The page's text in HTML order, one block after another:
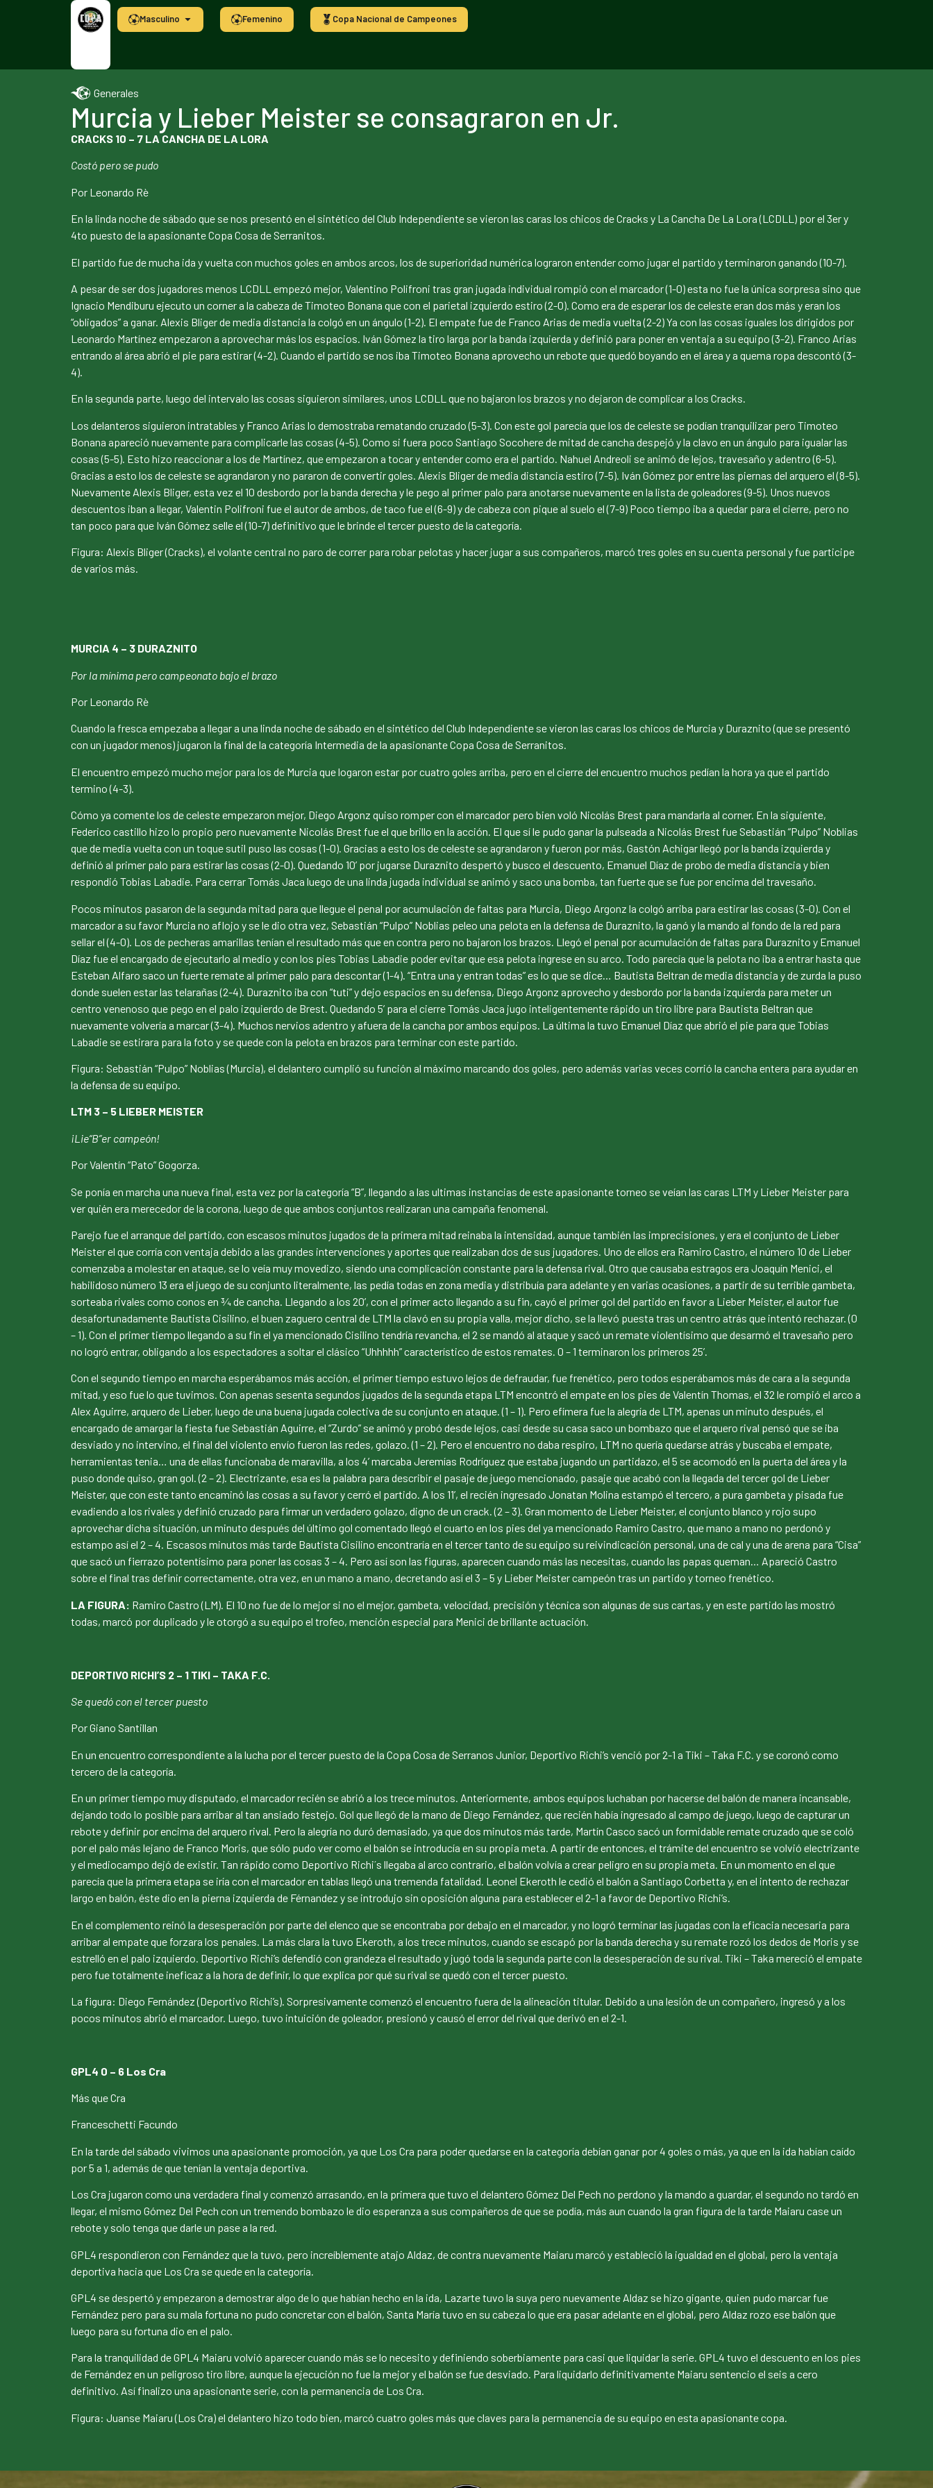
Masculino Femenino Copa Nacional de Campeones
Generales
Murcia y Lieber Meister se consagraron en Jr.
CRACKS 10 – 7 LA CANCHA DE LA LORA
Costó pero se pudo
Por Leonardo Rè
En la linda noche de sábado que se nos presentó en el sintético del Club Independiente se vieron las caras los chicos de Cracks y La Cancha De La Lora (LCDLL) por el 3er y
4to puesto de la apasionante Copa Cosa de Serranitos.
El partido fue de mucha ida y vuelta con muchos goles en ambos arcos, los de superioridad numérica lograron entender como jugar el partido y terminaron ganando (10-7).
A pesar de ser dos jugadores menos LCDLL empezó mejor, Valentino Polifroni tras gran jugada individual rompió con el marcador (1-0) esta no fue la única sorpresa sino que
Ignacio Mendiburu ejecuto un corner a la cabeza de Timoteo Bonana que con el parietal izquierdo estiro (2-0). Como era de esperar los de celeste eran dos más y eran los
“obligados” a ganar. Alexis Bliger de media distancia la colgó en un ángulo (1-2). El empate fue de Franco Arias de media vuelta (2-2) Ya con las cosas iguales los dirigidos por
Leonardo Martínez empezaron a aprovechar más los espacios. Iván Gómez la tiro larga por la banda izquierda y definió para poner en ventaja a su equipo (3-2). Franco Arias
entrando al área abrió el pie para estirar (4-2). Cuando el partido se nos iba Timoteo Bonana aprovecho un rebote que quedó boyando en el área y a quema ropa descontó (3-
4).
En la segunda parte, luego del intervalo las cosas siguieron similares, unos LCDLL que no bajaron los brazos y no dejaron de complicar a los Cracks.
Los delanteros siguieron intratables y Franco Arias lo demostraba rematando cruzado (5-3). Con este gol parecía que los de celeste se podían tranquilizar pero Timoteo
Bonana apareció nuevamente para complicarle las cosas (4-5). Como si fuera poco Santiago Socohere de mitad de cancha despejó y la clavo en un ángulo para igualar las
cosas (5-5). Esto hizo reaccionar a los de Martínez, que empezaron a tocar y entender como era el partido. Nahuel Andreoli se animó de lejos, travesaño y adentro (6-5).
Gracias a esto los de celeste se agrandaron y no pararon de convertir goles. Alexis Bliger de media distancia estiro (7-5). Iván Gómez por entre las piernas del arquero el (8-5).
Nuevamente Alexis Bliger, esta vez el 10 desbordo por la banda derecha y le pego al primer palo para anotarse nuevamente en la lista de goleadores (9-5). Unos nuevos
descuentos iban a llegar, Valentin Polifroni fue el autor de ambos, de taco fue el (6-9) y de cabeza con pique al suelo el (7-9) Poco tiempo iba a quedar para el cierre, pero no
tan poco para que Iván Gómez selle el (10-7) definitivo que le brinde el tercer puesto de la categoría.
Figura: Alexis Bliger (Cracks), el volante central no paro de correr para robar pelotas y hacer jugar a sus compañeros, marcó tres goles en su cuenta personal y fue participe
de varios más.
MURCIA 4 – 3 DURAZNITO
Por la mínima pero campeonato bajo el brazo
Por Leonardo Rè
Cuando la fresca empezaba a llegar a una linda noche de sábado en el sintético del Club Independiente se vieron las caras los chicos de Murcia y Duraznito (que se presentó
con un jugador menos) jugaron la final de la categoría Intermedia de la apasionante Copa Cosa de Serranitos.
El encuentro empezó mucho mejor para los de Murcia que logaron estar por cuatro goles arriba, pero en el cierre del encuentro muchos pedían la hora ya que el partido
termino (4-3).
Cómo ya comente los de celeste empezaron mejor, Diego Argonz quiso romper con el marcador pero bien voló Nicolás Brest para mandarla al corner. En la siguiente,
Federico castillo hizo lo propio pero nuevamente Nicolás Brest fue el que brillo en la acción. El que sí le pudo ganar la pulseada a Nicolás Brest fue Sebastián “Pulpo” Noblias
que de media vuelta con un toque sutil puso las cosas (1-0). Gracias a esto los de celeste se agrandaron y fueron por más, Gastón Achigar llegó por la banda izquierda y
definió al primer palo para estirar las cosas (2-0). Quedando 10’ por jugarse Duraznito despertó y busco el descuento, Emanuel Díaz de probo de media distancia y bien
respondió Tobias Labadie. Para cerrar Tomás Jaca luego de una linda jugada individual se animó y saco una bomba, tan fuerte que se fue por encima del travesaño.
Pocos minutos pasaron de la segunda mitad para que llegue el penal por acumulación de faltas para Murcia, Diego Argonz la colgó arriba para estirar las cosas (3-0). Con el
marcador a su favor Murcia no aflojo y se le dio otra vez, Sebastián “Pulpo” Noblias peleo una pelota en la defensa de Duraznito, la ganó y la mando al fondo de la red para
sellar el (4-0). Los de pecheras amarillas tenían el resultado más que en contra pero no bajaron los brazos. Llegó el penal por acumulación de faltas para Duraznito y Emanuel
Díaz fue el encargado de ejecutarlo al medio y con los pies Tobias Labadie poder evitar que esa pelota ingrese en su arco. Todo parecía que la pelota no iba a entrar hasta que
Esteban Alfaro saco un fuerte remate al primer palo para descontar (1-4). “Entra una y entran todas” es lo que se dice… Bautista Beltran de media distancia y de zurda la puso
donde suelen estar las telarañas (2-4). Duraznito iba con “tuti” y dejo espacios en su defensa, Diego Argonz aprovecho y desbordo por la banda izquierda para meter un
centro venenoso que pego en el palo izquierdo de Brest. Quedando 5’ para el cierre Tomás Jaca jugo inteligentemente rápido un tiro libre para Bautista Beltran que
nuevamente volvería a marcar (3-4). Muchos nervios adentro y afuera de la cancha por ambos equipos. La última la tuvo Emanuel Díaz que abrió el pie para que Tobias
Labadie se estirara para la foto y se quede con la pelota en brazos para terminar con este partido.
Figura: Sebastián “Pulpo” Noblias (Murcia), el delantero cumplió su función al máximo marcando dos goles, pero además varias veces corrió la cancha entera para ayudar en
la defensa de su equipo.
LTM 3 – 5 LIEBER MEISTER
¡Lie“B”er campeón!
Por Valentín “Pato” Gogorza.
Se ponía en marcha una nueva final, esta vez por la categoría “B”, llegando a las ultimas instancias de este apasionante torneo se veían las caras LTM y Lieber Meister para
ver quién era merecedor de la corona, luego de que ambos conjuntos realizaran una campaña fenomenal.
Parejo fue el arranque del partido, con escasos minutos jugados de la primera mitad reinaba la intensidad, aunque también las imprecisiones, y era el conjunto de Lieber
Meister el que corría con ventaja debido a las grandes intervenciones y aportes que realizaban dos de sus jugadores. Uno de ellos era Ramiro Castro, el número 10 de Lieber
comenzaba a molestar en ataque, se lo veía muy movedizo, siendo una complicación constante para la defensa rival. Otro que causaba estragos era Joaquín Menici, el
habilidoso número 13 era el juego de su conjunto literalmente, las pedía todas en zona media y distribuía para adelante y en varias ocasiones, a partir de su terrible gambeta,
sorteaba rivales como conos en ¾ de cancha. Llegando a los 20’, con el primer acto llegando a su fin, cayó el primer gol del partido en favor a Lieber Meister, el autor fue
desafortunadamente Bautista Cisilino, el buen zaguero central de LTM la clavó en su propia valla, mejor dicho, se la llevó puesta tras un centro atrás que intentó rechazar. (0
– 1). Con el primer tiempo llegando a su fin el ya mencionado Cisilino tendría revancha, el 2 se mandó al ataque y sacó un remate violentísimo que desarmó el travesaño pero
no logró entrar, obligando a los espectadores a soltar el clásico “Uhhhhh” característico de estos remates. 0 – 1 terminaron los primeros 25’.
Con el segundo tiempo en marcha esperábamos más acción, el primer tiempo estuvo lejos de defraudar, fue frenético, pero todos esperábamos más de cara a la segunda
mitad, y eso fue lo que tuvimos. Con apenas sesenta segundos jugados de la segunda etapa LTM encontró el empate en los pies de Valentín Thomas, el 32 le rompió el arco a
Alex Aguirre, arquero de Lieber, luego de una buena jugada colectiva de su conjunto en ataque. (1 – 1). Pero efímera fue la alegría de LTM, apenas un minuto después, el
encargado de amargar la fiesta fue Sebastián Aguirre, el “Zurdo” se animó y probó desde lejos, casi desde su casa saco un bombazo que el arquero rival pensó que se iba
desviado y no intervino, el final del violento envío fueron las redes, golazo. (1 – 2). Pero el encuentro no daba respiro, LTM no quería quedarse atrás y buscaba el empate,
herramientas tenia… una de ellas funcionaba de maravilla, a los 4’ marcaba Jeremías Rodríguez que estaba jugando un partidazo, el 5 se acomodó en la puerta del área y la
puso donde quiso, gran gol. (2 – 2). Electrizante, esa es la palabra para describir el pasaje de juego mencionado, pasaje que acabó con la llegada del tercer gol de Lieber
Meister, que con este tanto encaminó las cosas a su favor y cerró el partido. A los 11’, el recién ingresado Jonatan Molina estampó el tercero, a pura gambeta y pisada fue
evadiendo a los rivales y definió cruzado para firmar un verdadero golazo, digno de un crack. (2 – 3). Gran momento de Lieber Meister, el conjunto blanco y rojo supo
aprovechar dicha situación, un minuto después del último gol comentado llegó el cuarto en los pies del ya mencionado Ramiro Castro, que mano a mano no perdonó y
estampo así el 2 – 4. Escasos minutos más tarde Bautista Cisilino encontraría en el tercer tanto de su equipo su reivindicación personal, una de cal y una de arena para “Cisa”
que sacó un fierrazo potentísimo para poner las cosas 3 – 4. Pero así son las figuras, aparecen cuando más las necesitas, cuando las papas queman… Apareció Castro
sobre el final tras definir correctamente, otra vez, en un mano a mano, decretando así el 3 – 5 y Lieber Meister campeón tras un partido y torneo frenético.
LA FIGURA: Ramiro Castro (LM). El 10 no fue de lo mejor si no el mejor, gambeta, velocidad, precisión y técnica son algunas de sus cartas, y en este partido las mostró
todas, marcó por duplicado y le otorgó a su equipo el trofeo, mención especial para Menici de brillante actuación.
DEPORTIVO RICHI’S 2 – 1 TIKI – TAKA F.C.
Se quedó con el tercer puesto
Por Giano Santillan
En un encuentro correspondiente a la lucha por el tercer puesto de la Copa Cosa de Serranos Junior, Deportivo Richi’s venció por 2-1 a Tiki – Taka F.C. y se coronó como
tercero de la categoría.
En un primer tiempo muy disputado, el marcador recién se abrió a los trece minutos. Anteriormente, ambos equipos luchaban por hacerse del balón de manera incansable,
dejando todo lo posible para arribar al tan ansiado festejo. Gol que llegó de la mano de Diego Fernández, que recién había ingresado al campo de juego, luego de capturar un
rebote y definir por encima del arquero rival. Pero la alegría no duró demasiado, ya que dos minutos más tarde, Martín Casco sacó un formidable remate cruzado que se coló
por el palo más lejano de Franco Moris, que sólo pudo ver como el balón se introducía en su propia meta. A partir de entonces, el trámite del encuentro se volvió electrizante
y el mediocampo dejó de existir. Tan rápido como Deportivo Richi´s llegaba al arco contrario, el balón volvía a crear peligro en su propia meta. En un momento en el que
parecía que la primera etapa se iría con el marcador en tablas llegó una tremenda fatalidad. Leonel Ekeroth le cedió el balón a Santiago Corbetta y, en el intento de rechazar
largo en balón, éste dio en la pierna izquierda de Férnandez y se introdujo sin oposición alguna para establecer el 2-1 a favor de Deportivo Richi’s.
En el complemento reinó la desesperación por parte del elenco que se encontraba por debajo en el marcador, y no logró terminar las jugadas con la eficacia necesaria para
arribar al empate que forzara los penales. La más clara la tuvo Ekeroth, a los trece minutos, cuando se escapó por la banda derecha y su remate rozó los dedos de Moris y se
estrelló en el palo izquierdo. Deportivo Richi’s defendió con grandeza el resultado y jugó toda la segunda parte con la desesperación de su rival. Tiki – Taka mereció el empate
pero fue totalmente ineficaz a la hora de definir, lo que explica por qué su rival se quedó con el tercer puesto.
La figura: Diego Fernández (Deportivo Richi’s). Sorpresivamente comenzó el encuentro fuera de la alineación titular. Debido a una lesión de un compañero, ingresó y a los
pocos minutos abrió el marcador. Luego, tuvo intuición de goleador, presionó y causó el error del rival que derivó en el 2-1.
GPL4 0 – 6 Los Cra
Más que Cra
Franceschetti Facundo
En la tarde del sábado vivimos una apasionante promoción, ya que Los Cra para poder quedarse en la categoría debían ganar por 4 goles o más, ya que en la ida habían caído
por 5 a 1, además de que tenían la ventaja deportiva.
Los Cra jugaron como una verdadera final y comenzó arrasando, en la primera que tuvo el delantero Gómez Del Pech no perdono y la mando a guardar, el segundo no tardó en
llegar, el mismo Gómez Del Pech con un tremendo bombazo le dio esperanza a sus compañeros de que se podía, más aun cuando la gran figura de la tarde Maiaru case un
rebote y solo tenga que darle un pase a la red.
GPL4 respondieron con Fernández que la tuvo, pero increíblemente atajo Aldaz, de contra nuevamente Maiaru marcó y estableció la igualdad en el global, pero la ventaja
deportiva hacia que Los Cra se quede en la categoría.
GPL4 se despertó y empezaron a demostrar algo de lo que habían hecho en la ida, Lazarte tuvo la suya pero nuevamente Aldaz se hizo gigante, quien pudo marcar fue
Fernández pero para su mala fortuna no pudo concretar con el balón, Santa María tuvo en su cabeza lo que era pasar adelante en el global, pero Aldaz rozo ese balón que
luego para su fortuna dio en el palo.
Para la tranquilidad de GPL4 Maiaru volvió aparecer cuando más se lo necesito y definiendo soberbiamente para casi que liquidar la serie. GPL4 tuvo el descuento en los pies
de Fernández en un peligroso tiro libre, aunque la ejecución no fue la mejor y el balón se fue desviado. Para liquidarlo definitivamente Maiaru sentencio el seis a cero
definitivo. Así finalizo una apasionante serie, con la permanencia de Los Cra.
Figura: Juanse Maiaru (Los Cra) el delantero hizo todo bien, marcó cuatro goles más que claves para la permanencia de su equipo en esta apasionante copa.